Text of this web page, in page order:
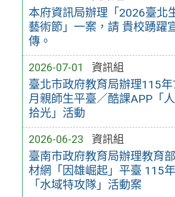
本府資訊局辦理「2026臺北
藝術節」一案，請 貴校踴躍
傳。
2026-07-01 資訊組
臺北市政府教育局辦理115
月親師生平臺／酷課APP「
拾光」活動
2026-06-23 資訊組
臺南市政府教育局辦理教育
材網「因雄崛起」平臺 115年
「水域特攻隊」活動案